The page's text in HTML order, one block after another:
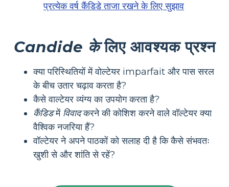
प्रत्येक वर्ष कैंडिडे ताजा रखने के लिए सुझाव
Candide केलिए आवश्यक प्रश्न
क्या परिस्थितियों में वोल्टेयर imparfait और पास सरल
के बीच उतार चढ़ाव करता है?
कैसे वाल्टेयर व्यंग्य का उपयोग करता है?
कैंडिडमें विवादकरने की कोशिश करने वाले वॉल्टेयर क्या
वैश्विक नजरिया हैं?
वॉल्टेयर ने अपने पाठकों को सलाह दी है कि कैसे संभवतः
खुशी से और शांति से रहें?